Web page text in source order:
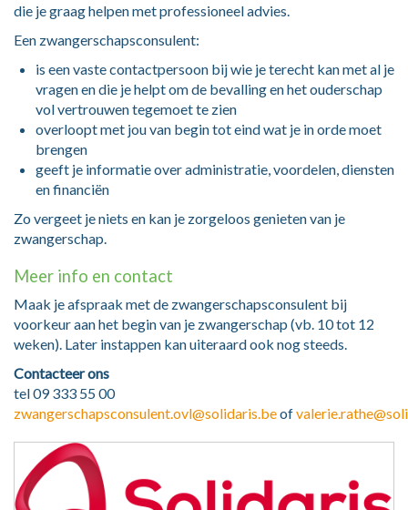
die je graag helpen met professioneel advies.
Een zwangerschapsconsulent:
is een vaste contactpersoon bij wie je terecht kan met al je
vragen en die je helpt om de bevalling en het ouderschap
vol vertrouwen tegemoet te zien
overloopt met jou van begin tot eind wat je in orde moet
brengen
geeft je informatie over administratie, voordelen, diensten
en financiën
Zo vergeet je niets en kan je zorgeloos genieten van je
zwangerschap.
Meer info en contact
Maak je afspraak met de zwangerschapsconsulent bij
voorkeur aan het begin van je zwangerschap (vb. 10 tot 12
weken). Later instappen kan uiteraard ook nog steeds.
Contacteer ons
tel 09 333 55 00
zwangerschapsconsulent.ovl@solidaris.beof